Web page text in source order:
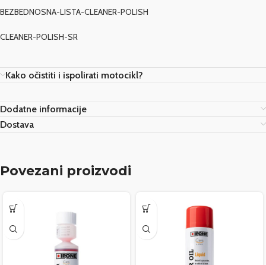
BEZBEDNOSNA-LISTA-CLEANER-POLISH
CLEANER-POLISH-SR
Kako očistiti i ispolirati motocikl?
Dodatne informacije
Dostava
Povezani proizvodi